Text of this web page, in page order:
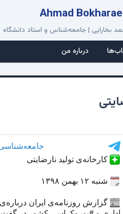
بخارایی | جامعه‌شناس و استاد دانشگاه
درباره من